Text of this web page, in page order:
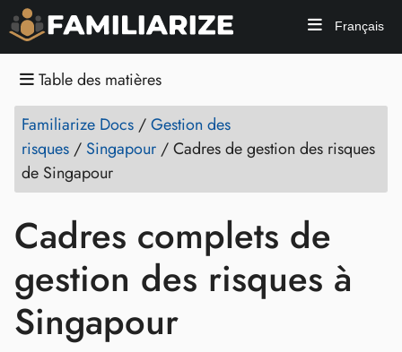
Français
Table des matières
Familiarize Docs /Gestion des
risques / Singapour /Cadres de gestion des risques
de Singapour
Cadres complets de
gestion des risques à
Singapour